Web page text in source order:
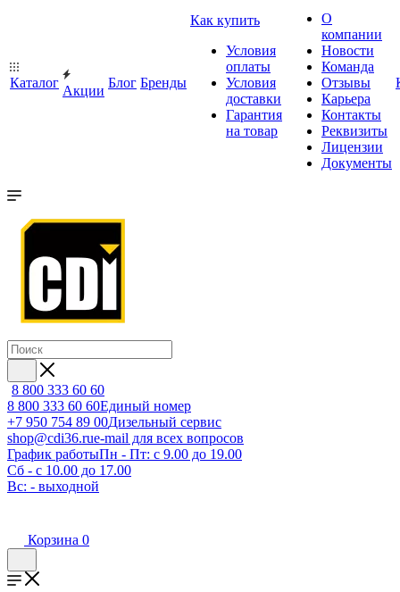
Каталог
Акции
Блог Бренды
Как купить
Условия
оплаты
Условия
доставки
Гарантия
на товар
О
компании
Новости
Команда
Отзывы
Карьера
Контакты
Реквизиты
Лицензии
Документы
8 800 333 60 60
8 800 333 60 60Единый номер
+7 950 754 89 00Дизельный сервис
shop@cdi36.rue-mail для всех вопросов
График работыПн - Пт: с 9.00 до 19.00
Сб - с 10.00 до 17.00
Вс: - выходной
Корзина 0